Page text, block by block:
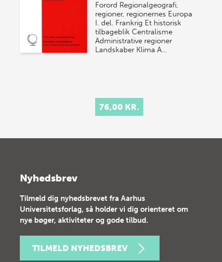
Forord Regionalgeografi,
regioner, regionernes Europa
I. del. Frankrig Et historisk
tilbageblik Centralisme
Administrative regioner
Landskaber Klima A…
76,00 KR.
Nyhedsbrev
Tilmeld dig nyhedsbrevet fra Aarhus
Universitetsforlag, så holder vi dig orienteret om
nye bøger, aktiviteter og gode tilbud.
TILMELD NYHEDSBREV